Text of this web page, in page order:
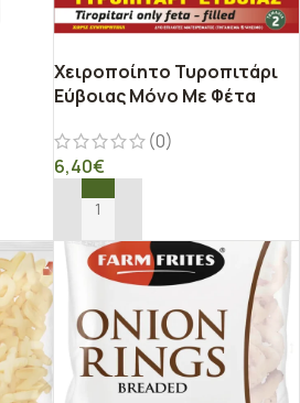
Χειροποίητο Τυροπιτάρι
Εύβοιας Μόνο Με Φέτα
(0)
6,40€
ΠΡΟΣΘΉΚΗ ΣΤΟ ΚΑΛΆΘΙ